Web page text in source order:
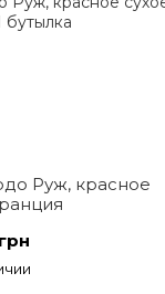
Руж, красное